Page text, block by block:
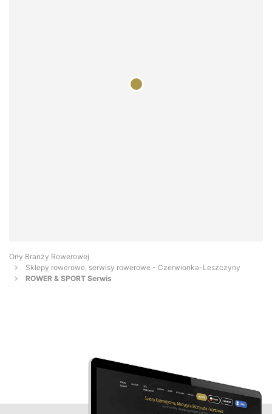
Orły Branży Rowerowej
Sklepy rowerowe, serwisy rowerowe - Czerwionka-Leszczyny
ROWER & SPORT Serwis